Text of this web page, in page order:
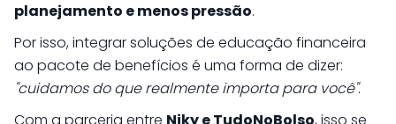
planejamento e menos pressão.
Por isso, integrar soluções de educação financeira
ao pacote de benefícios é uma forma de dizer:
"cuidamos do que realmente importa para você".